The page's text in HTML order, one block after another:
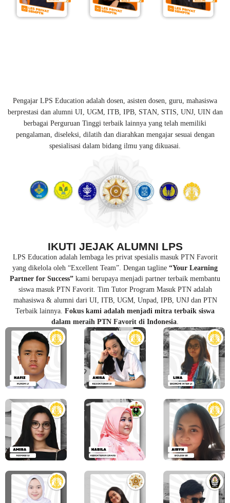
Pengajar LPS Education adalah dosen, asisten dosen, guru, mahasiswa
berprestasi dan alumni UI, UGM, ITB, IPB, STAN, STIS, UNJ, UIN dan
berbagai Perguruan Tinggi terbaik lainnya yang telah memiliki
pengalaman, diseleksi, dilatih dan diarahkan mengajar sesuai dengan
spesialisasi dalam bidang ilmu yang dikuasai.
IKUTI JEJAK ALUMNI LPS
LPS Education adalah lembaga les privat spesialis masuk PTN Favorit
yang dikelola oleh “Excellent Team”. Dengan tagline “Your Learning
Partner for Success” kami berupaya menjadi partner terbaik membantu
siswa masuk PTN Favorit. Tim Tutor Program Masuk PTN adalah
mahasiswa & alumni dari UI, ITB, UGM, Unpad, IPB, UNJ dan PTN
Terbaik lainnya. Fokus kami adalah menjadi mitra terbaik siswa
dalam meraih PTN Favorit di Indonesia